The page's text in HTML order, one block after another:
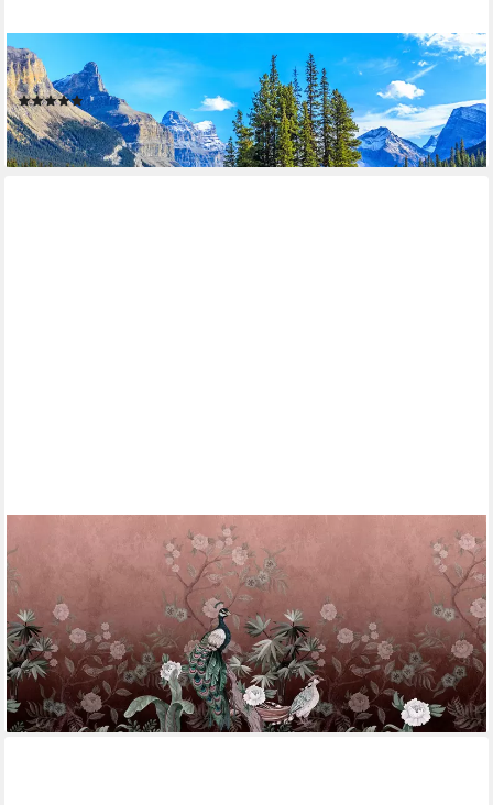
PAPERMOON
Fototapete Spirit Island in Maligne Lake, glatt
(3)
ab 22,99 €
lieferbar - in 2-3 Werktagen bei dir
Fototapete Walls by Patel Peacock Island, glatt, Vlies, Wand
244,99 €
-30%
lieferbar - in 4-5 Werktagen bei dir